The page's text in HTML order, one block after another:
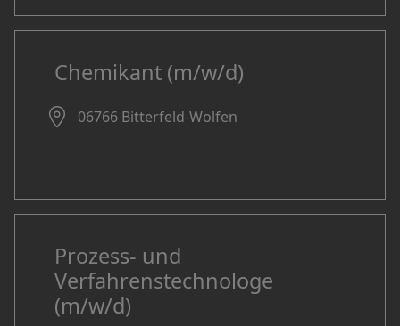
Chemikant (m/w/d)
06766 Bitterfeld-Wolfen
Prozess- und
Verfahrenstechnologe
(m/w/d)